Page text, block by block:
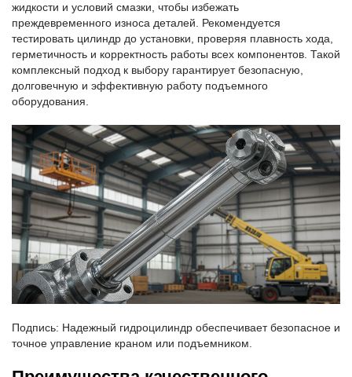
жидкости и условий смазки, чтобы избежать
преждевременного износа деталей. Рекомендуется
тестировать цилиндр до установки, проверяя плавность хода,
герметичность и корректность работы всех компонентов. Такой
комплексный подход к выбору гарантирует безопасную,
долговечную и эффективную работу подъемного
оборудования.
Подпись: Надежный гидроцилиндр обеспечивает безопасное и
точное управление краном или подъемником.